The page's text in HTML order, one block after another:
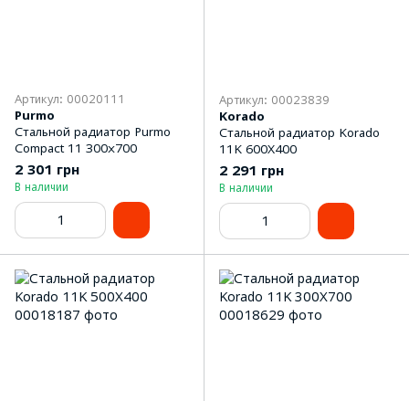
Артикул: 00020111
Purmo
Стальной радиатор Purmo
Compact 11 300х700
2 301 грн
В наличии
Артикул: 00023839
Korado
Стальной радиатор Korado
11K 600Х400
2 291 грн
В наличии